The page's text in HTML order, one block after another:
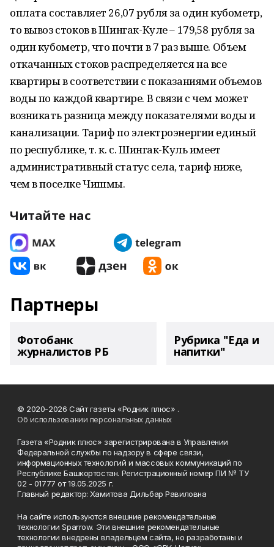
оплата составляет 26,07 рубля за один кубометр,
то вывоз стоков в Шингак-Куле – 179,58 рубля за
один кубометр, что почти в 7 раз выше. Объем
откачанных стоков распределяется на все
квартиры в соответствии с показаниями объемов
воды по каждой квартире. В связи с чем может
возникать разница между показателями воды и
канализации. Тариф по электроэнергии единый
по республике, т. к. с. Шингак-Куль имеет
административный статус села, тариф ниже,
чем в поселке Чишмы.
Читайте нас
Партнеры
Фотобанк
журналистов РБ
Рубрика "Еда и
напитки"
© 2020-2026 Сайт газеты «Родник плюс» .
Об использовании персональных данных
Газета «Родник плюс» зарегистрирована в Управлении
Федеральной службы по надзору в сфере связи,
информационных технологий и массовых коммуникаций по
Республике Башкортостан. Регистрационный номер ПИ № ТУ
02 - 01777 от 19.05.2025 г.
Главный редактор: Хамитова Дильбар Равиловна
На сайте используются внешние рекомендательные
технологии Sparrow. Эти внешние рекомендательные
технологии внедрены владельцем сайта, но разработаны и